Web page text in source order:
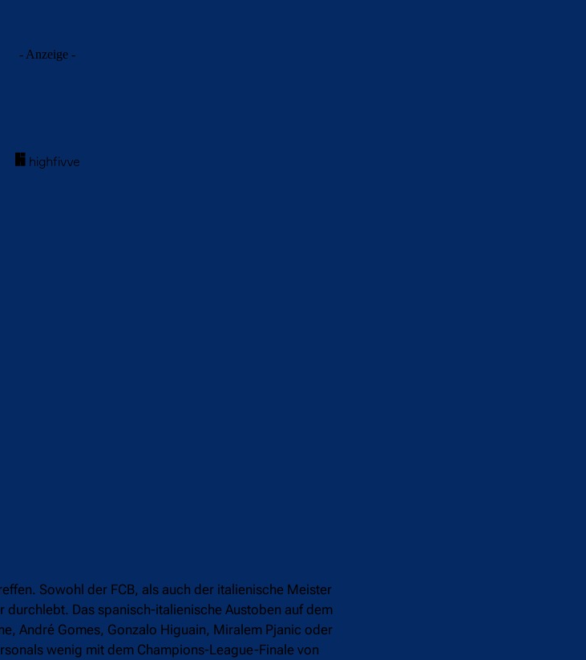
- Anzeige -
Sowohl der FCB, als auch der italienische Meister
Das spanisch-italienische Austoben auf dem
André Gomes, Gonzalo Higuain, Miralem Pjanic oder
wenig mit dem Champions-League-Finale von